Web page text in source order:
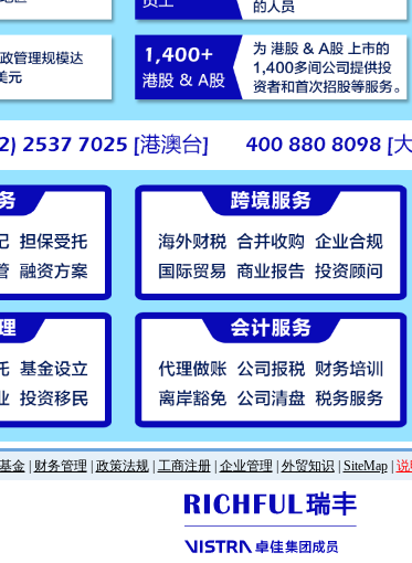
金| 财务管理 政策法规| 工商注册| 企业管理 外贸知识 SiteMap| 说